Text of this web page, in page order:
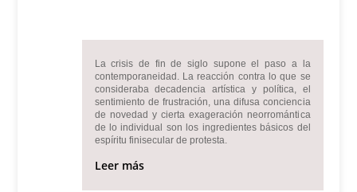
La crisis de fin de siglo supone el paso a la
contemporaneidad. La reacción contra lo que se
consideraba decadencia artística y política, el
sentimiento de frustración, una difusa conciencia
de novedad y cierta exageración neorromántica
de lo individual son los ingredientes básicos del
espíritu finisecular de protesta.
Leer más